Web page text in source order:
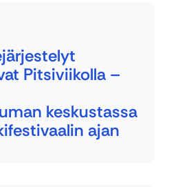
Pitsiviikolla –
keskustassa
ajan